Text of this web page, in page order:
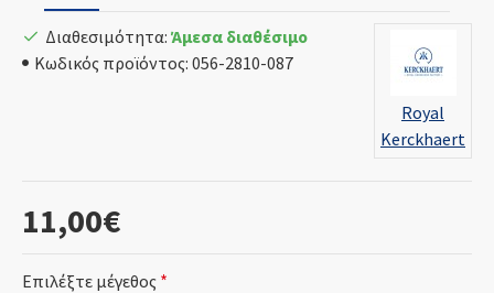
11,00€
Διαθεσιμότητα: Άμεσα διαθέσιμο
Κωδικός προϊόντος: 056-2810-087
Royal
Kerckhaert
Επιλέξτε μέγεθος